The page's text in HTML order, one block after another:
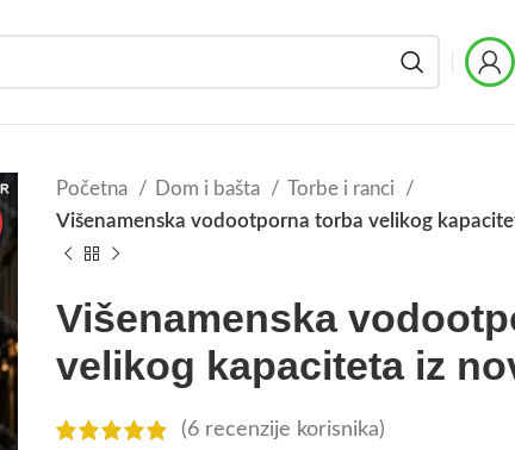
Početna Dom i bašta
Torbe i ranci
Višenamenska vodootporna torba velikog
Višenamenska
velikog kapaciteta iz
(6 recenzije korisnika)